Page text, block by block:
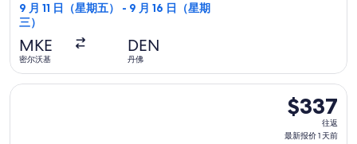
14
时
前
9 月 11 日（星期五） - 9 月 16 日（星期
三）
MKE
密尔沃基
DEN
丹佛
$337
往
返,
$337
往返
最新报价 1 天前
选择美国航空航班，9 月 6 日（星期日）从密尔沃基前往丹